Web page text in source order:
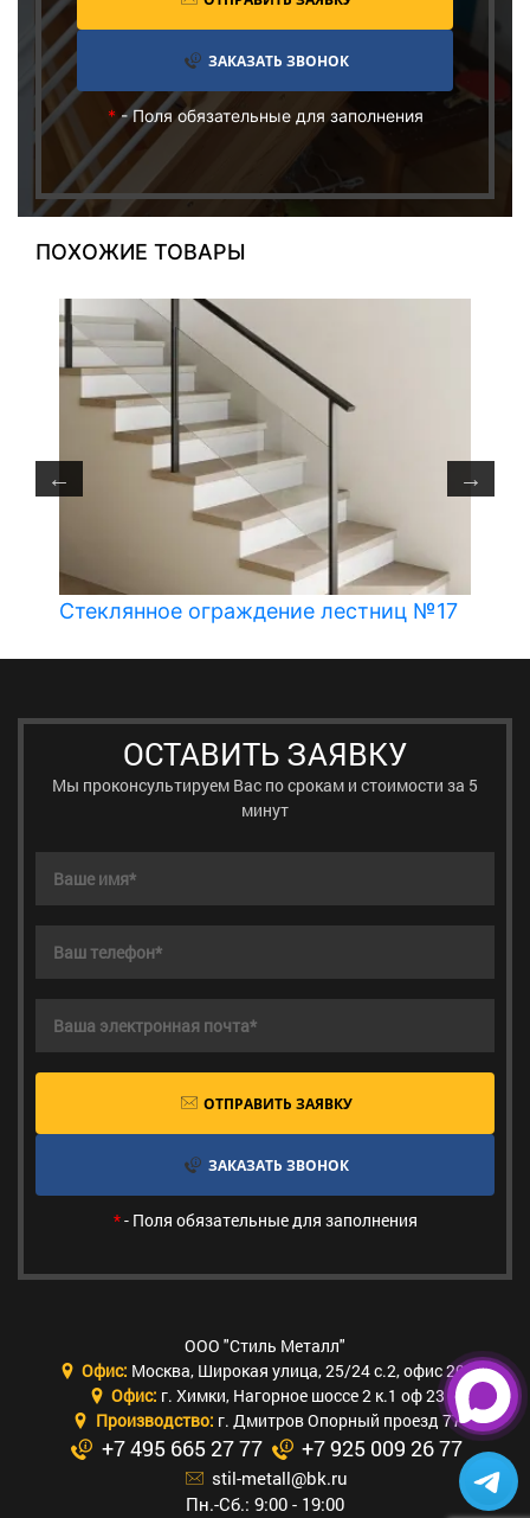
ЗАКАЗАТЬ ЗВОНОК
*- Поля обязательные для заполнения
ПОХОЖИЕ ТОВАРЫ
Стеклянное ограждение лестниц №17
ОСТАВИТЬ ЗАЯВКУ
Мы проконсультируем Вас по срокам и стоимости за 5
минут
ОТПРАВИТЬ ЗАЯВКУ
ЗАКАЗАТЬ ЗВОНОК
*- Поля обязательные для заполнения
ООО "Стиль Металл"
Офис: Москва, Широкая улица, 25/24 с.2, офис 205
Офис: г. Химки, Нагорное шоссе 2 к.1 оф 23
Производство: г. Дмитров Опорный проезд 77
+7 495 665 27 77 +7 925 009 26 77
stil-metall@bk.ru
Пн.-Сб.: 9:00 - 19:00